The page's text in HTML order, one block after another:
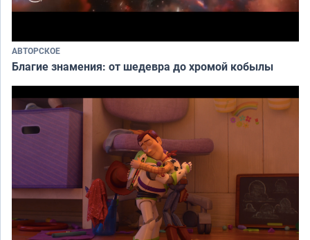
АВТОРСКОЕ
Благие знамения: от шедевра до хромой кобылы